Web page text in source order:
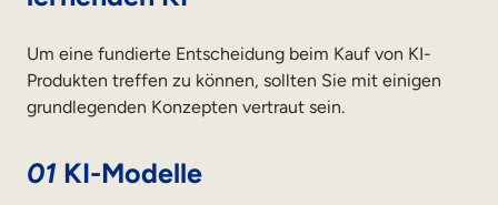
Um eine fundierte Entscheidung beim Kauf von KI-
Produkten treffen zu können, sollten Sie mit einigen
grundlegenden Konzepten vertraut sein.
01 KI-Modelle